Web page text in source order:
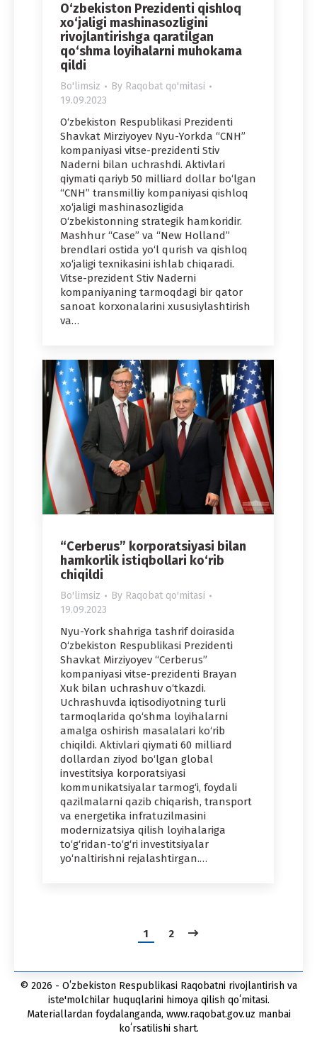
O‘zbekiston Prezidenti qishloq
xo‘jaligi mashinasozligini
rivojlantirishga qaratilgan
qo‘shma loyihalarni muhokama
qildi
Bo'limsiz By Raqobat qo'mitasi
19.09.2023
O‘zbekiston Respublikasi Prezidenti
Shavkat Mirziyoyev Nyu-Yorkda “CNH”
kompaniyasi vitse-prezidenti Stiv
Naderni bilan uchrashdi. Aktivlari
qiymati qariyb 50 milliаrd dollar bo‘lgan
“CNH” transmilliy kompaniyasi qishloq
xo‘jaligi mashinasozligida
O‘zbekistonning strategik hamkoridir.
Mashhur “Case” va “New Holland”
brendlari ostida yo‘l qurish va qishloq
xo‘jaligi texnikasini ishlab chiqaradi.
Vitse-prezident Stiv Naderni
kompaniyaning tarmoqdagi bir qator
sanoat korxonalarini xususiylashtirish
va…
“Cerberus” korporatsiyasi bilan
hamkorlik istiqbollari ko‘rib
chiqildi
Bo'limsiz By Raqobat qo'mitasi
19.09.2023
Nyu-York shahriga tashrif doirasida
O‘zbekiston Respublikasi Prezidenti
Shavkat Mirziyoyev “Cerberus”
kompaniyasi vitse-prezidenti Brayan
Xuk bilan uchrashuv o‘tkazdi.
Uchrashuvda iqtisodiyotning turli
tarmoqlarida qo‘shma loyihalarni
amalga oshirish masalalari ko‘rib
chiqildi. Aktivlari qiymati 60 milliard
dollardan ziyod bo‘lgan global
investitsiya korporatsiyasi
kommunikatsiyalar tarmog‘i, foydali
qazilmalarni qazib chiqarish, transport
va energetika infratuzilmasini
modernizatsiya qilish loyihalariga
to‘g‘ridan-to‘g‘ri investitsiyalar
yo‘naltirishni rejalashtirgan.…
1 2
© 2026 - Oʻzbekiston Respublikasi Raqobatni rivojlantirish va
iste'molchilar huquqlarini himoya qilish qoʻmitasi.
Materiallardan foydalanganda, www.raqobat.gov.uz manbai
koʻrsatilishi shart.